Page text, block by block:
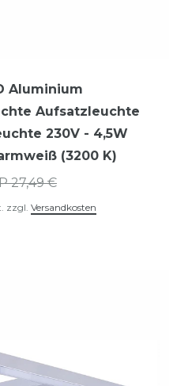
Aluminium
Aufsatzleuchte
230V - 4,5W
(3200 K)
27,49 €
zzgl. Versandkosten